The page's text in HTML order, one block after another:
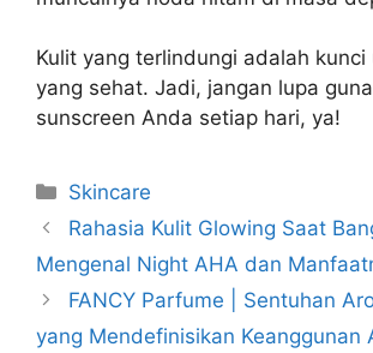
Kulit yang terlindungi adalah
yang sehat. Jadi, jangan lupa
sunscreen Anda setiap hari, ya!
Kategori
Skincare
Rahasia Kulit Glowing Saat
Mengenal Night AHA dan
FANCY Parfume | Sentuhan
yang Mendefinisikan Keanggunan